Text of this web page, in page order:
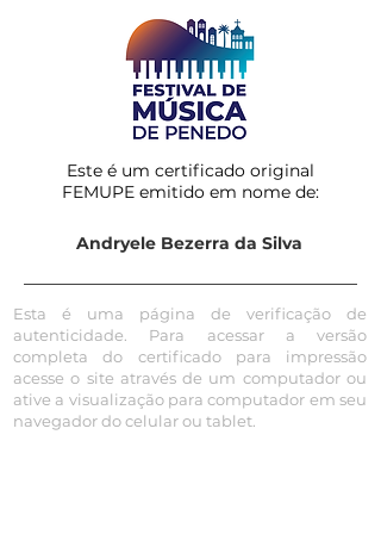
Este é um certificado original
FEMUPE emitido em nome de:
Andryele Bezerra da Silva
Esta é uma página de verificação de
autenticidade. Para acessar a versão
completa do certificado para impressão
acesse o site através de um computador ou
ative a visualização para computador em seu
navegador do celular ou tablet.